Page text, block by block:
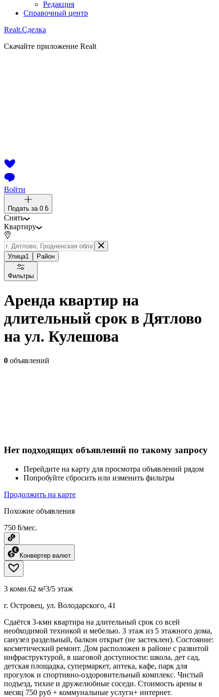
Редакция
Справочный центр
Realt.Сделка
Скачайте приложение Realt
Войти
Подать за 0 ƃ
Снять
Квартиру
Улица1 Район
Фильтры
Аренда квартир на
длительный срок в Дятлово
на ул. Кулешова
0 объявлений
Нет подходящих объявлений по такому запросу
Перейдите на карту для просмотра объявлений рядом
Попробуйте сбросить или изменить фильтры
Продолжить на карте
Похожие объявления
750 ƃ/мес.
Конвертер валют
3 комн.62 м²3/5 этаж
г. Островец, ул. Володарского, 41
Сдаётся 3-кмн квартира на длительный срок со всей
необходимой техникой и мебелью. 3 этаж из 5 этажного дома,
санузел раздельный, балкон открыт (не застеклен). Состояние:
косметический ремонт. Дом расположен в районе с развитой
инфраструктурой, в шаговой доступности: школа, дет сад,
детская площадка, супермаркет, аптека, кафе, парк для
прогулок и спортивно-оздоровительный комплекс. Чистый
подъезд, тихие и дружелюбные соседи. Стоимость арены в
месяц 750 руб + коммунальные услуги+ интернет.